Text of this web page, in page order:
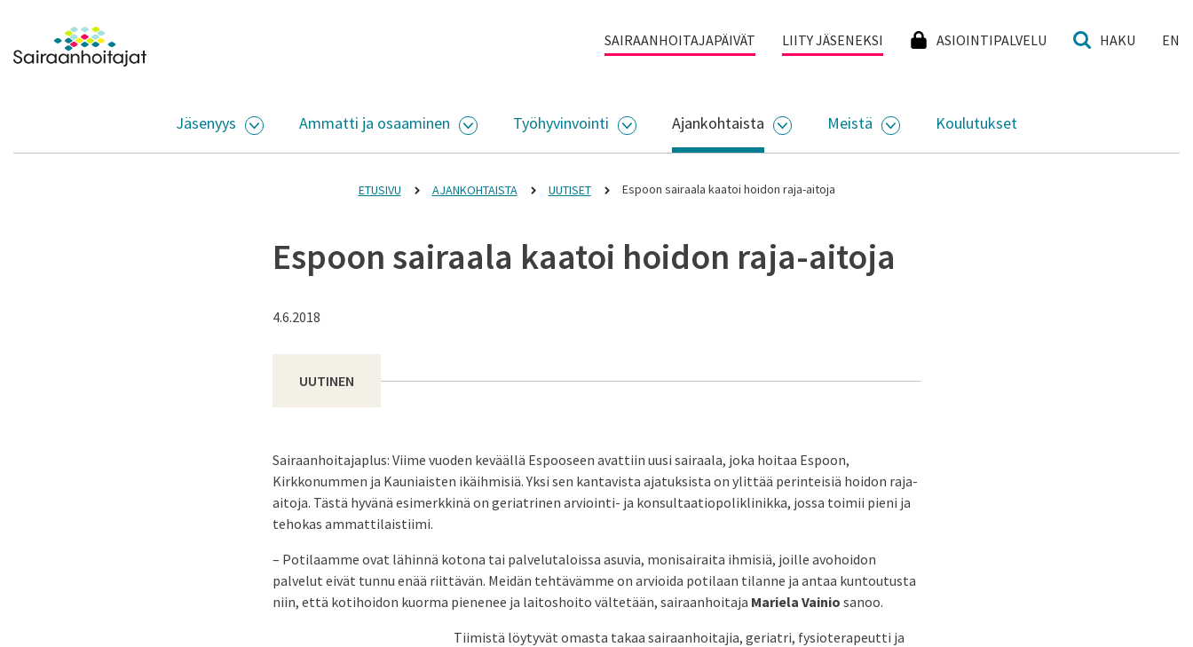
Siirry sisältöön
Etusivulle SAIRAANHOITAJAPÄIVÄT LIITY JÄSENEKSI ASIOINTIPALVELU HAKU EN
Jäsenyys
AVAA ALASIVUJEN VALIKKO
Ammatti ja osaaminen
AVAA ALASIVUJEN VALIKKO
Työhyvinvointi
AVAA ALASIVUJEN VALIKKO
Ajankohtaista
AVAA ALASIVUJEN VALIKKO
Meistä
AVAA ALASIVUJEN VALIKKO
Koulutukset
ETUSIVU AJANKOHTAISTA UUTISET Espoon sairaala kaatoi hoidon raja-aitoja
Espoon sairaala kaatoi hoidon raja-aitoja
4.6.2018
UUTINEN
Sairaanhoitajaplus: Viime vuoden keväällä Espooseen avattiin uusi sairaala, joka hoitaa Espoon,
Kirkkonummen ja Kauniaisten ikäihmisiä. Yksi sen kantavista ajatuksista on ylittää perinteisiä hoidon raja-
aitoja. Tästä hyvänä esimerkkinä on geriatrinen arviointi- ja konsultaatiopoliklinikka, jossa toimii pieni ja
tehokas ammattilaistiimi.
– Potilaamme ovat lähinnä kotona tai palvelutaloissa asuvia, monisairaita ihmisiä, joille avohoidon
palvelut eivät tunnu enää riittävän. Meidän tehtävämme on arvioida potilaan tilanne ja antaa kuntoutusta
niin, että kotihoidon kuorma pienenee ja laitoshoito vältetään, sairaanhoitaja Mariela Vainio sanoo.
Tiimistä löytyvät omasta takaa sairaanhoitajia, geriatri, fysioterapeutti ja